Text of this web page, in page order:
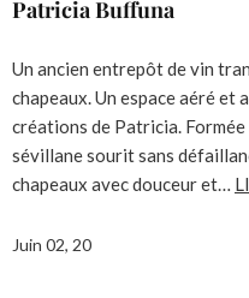
Patricia Buffuna
Un ancien entrepôt de vin
chapeaux. Un espace aéré et
créations de Patricia.
sévillane sourit sans
chapeaux avec douceur et…
Juin 02, 20